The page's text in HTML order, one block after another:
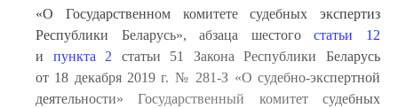
«О Государственном комитете судебных экспертиз
Республики Беларусь», абзаца шестогостатьи 12
и пункта 2 статьи 51 Закона Республики Беларусь
от 18 декабря 2019 г. № 281-З «О судебно-экспертной
деятельности» Государственный комитет судебных